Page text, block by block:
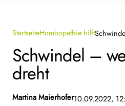
StartseiteHomöopathie hilft
Schwindel –
dreht
Martina Maierhofer10.09.2022,